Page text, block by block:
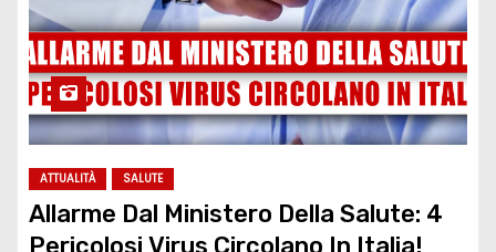
ATTUALITÀ SALUTE
Allarme Dal Ministero Della Salute: 4